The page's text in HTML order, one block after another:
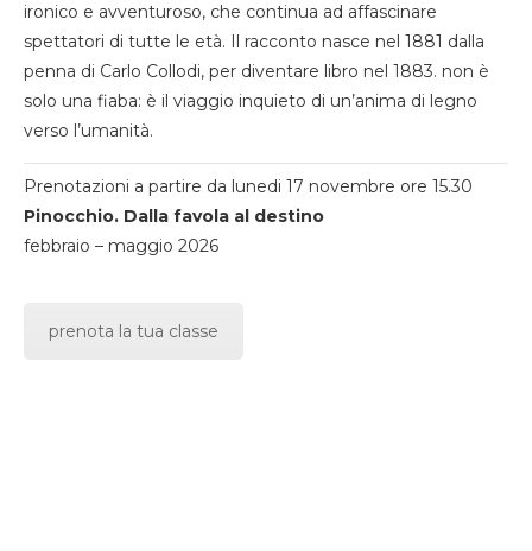
ironico e avventuroso, che continua ad affascinare
spettatori di tutte le età. Il racconto nasce nel 1881 dalla
penna di Carlo Collodi, per diventare libro nel 1883. non è
solo una fiaba: è il viaggio inquieto di un’anima di legno
verso l’umanità.
Prenotazioni a partire da lunedi 17 novembre ore 15.30
Pinocchio. Dalla favola al destino
febbraio – maggio 2026
prenota la tua classe